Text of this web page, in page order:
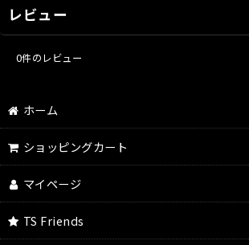
レビュー
0件のレビュー
ホーム
ショッピングカート
マイページ
TS Friends